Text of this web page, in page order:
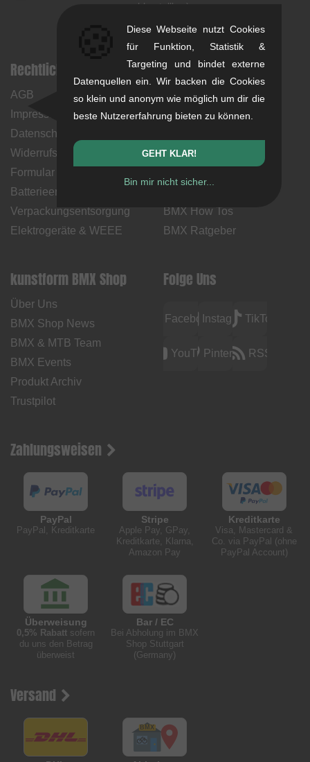
abbestellbar )
Rechtliche Hinweise
AGB
Impressum
Datenschutz
Widerrufsbelehrung &
Formular
Batterieentsorgung
Verpackungsentsorgung
Elektrogeräte & WEEE
Hilfe & Information
Mein Konto
Zahlungsweisen
Versandkosten &
BMX How Tos
BMX Ratgeber
kunstform BMX Shop
Über Uns
BMX Shop News
BMX & MTB Team
BMX Events
Produkt Archiv
Trustpilot
Folge Uns
FacebookInstagramTikTok
YouTubePinterest RSS
Zahlungsweisen
PayPal
PayPal, Kreditkarte
Stripe
Apple Pay, GPay,
Kreditkarte, Klarna,
Amazon Pay
Kreditkarte
Visa, Mastercard &
Co. via PayPal (ohne
PayPal Account)
Überweisung
0,5% Rabatt sofern
du uns den Betrag
überweist
Bar / EC
Bei Abholung im BMX
Shop Stuttgart
(Germany)
Versand
Diese Webseite nutzt Cookies
für Funktion, Statistik &
Targeting und bindet externe
Datenquellen ein. Wir backen die Cookies
so klein und anonym wie möglich um dir die
beste Nutzererfahrung bieten zu können.
GEHT KLAR!
Bin mir nicht sicher...